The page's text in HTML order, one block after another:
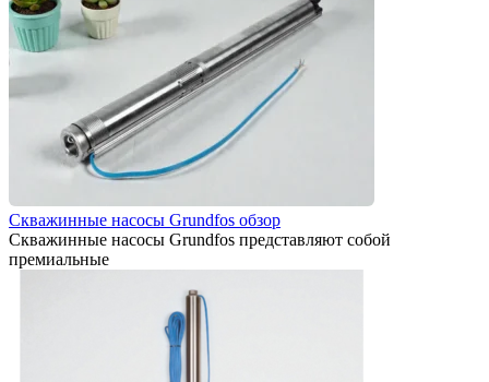
Скважинные насосы Grundfos обзор
Скважинные насосы Grundfos представляют собой
премиальные